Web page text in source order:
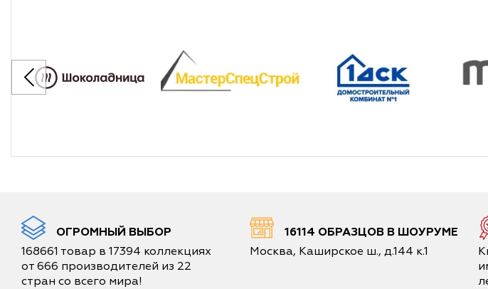
ОГРОМНЫЙ ВЫБОР
168661 товар в 17394 коллекциях
от 666 производителей из 22
стран со всего мира!
16114 ОБРАЗЦОВ В ШОУРУМЕ
Москва, Каширское ш., д.144 к.1